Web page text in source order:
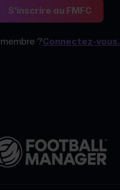
S'inscrire au FMFC
?Connectez-vous.